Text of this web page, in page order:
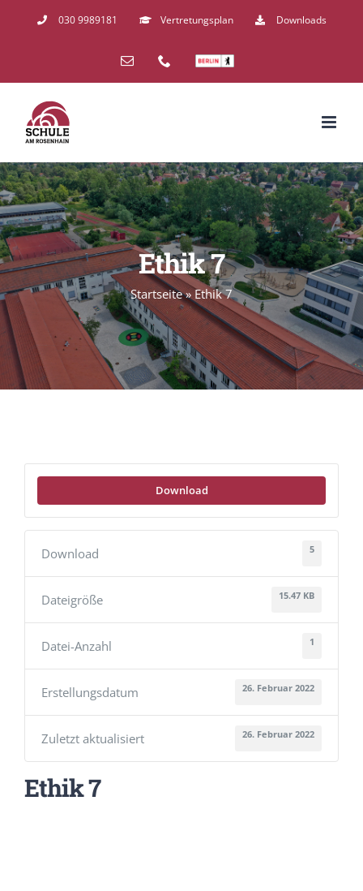
030 9989181 Vertretungsplan Downloads
E-
TelefonSchulverzeichnis
Ethik 7
Startseite»Ethik 7
Download
Download 5
Dateigröße 15.47 KB
Datei-Anzahl 1
Erstellungsdatum 26. Februar 2022
Zuletzt aktualisiert 26. Februar 2022
Ethik 7